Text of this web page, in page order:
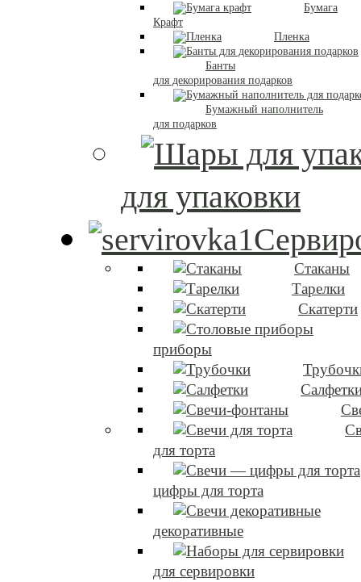
Бумага
Крафт
Пленка
Банты
для декорирования подарков
Бумажный наполнитель
для подарков
для упаковки
Стаканы
Тарелки
Скатерти
приборы
для торта
цифры для торта
декоративные
для сервировки